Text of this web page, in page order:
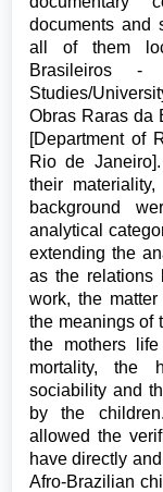
documents and
all of them
Brasileiros -
Studies/
Obras Raras da
[Department of
Rio de
their
background
analytical
extending the
as the relations
work, the
the meanings of
the mothers
mortality, the
sociability and
by the
allowed the
have directly
Afro-Brazilian